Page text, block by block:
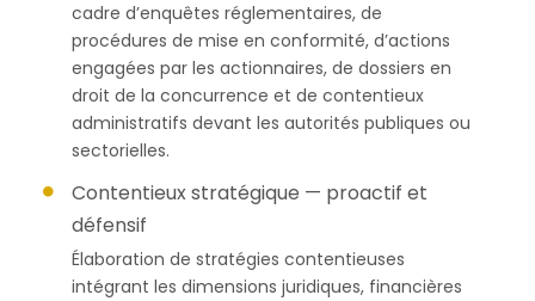
cadre d’enquêtes réglementaires, de
procédures de mise en conformité, d’actions
engagées par les actionnaires, de dossiers en
droit de la concurrence et de contentieux
administratifs devant les autorités publiques ou
sectorielles.
Contentieux stratégique — proactif et
défensif
Élaboration de stratégies contentieuses
intégrant les dimensions juridiques, financières